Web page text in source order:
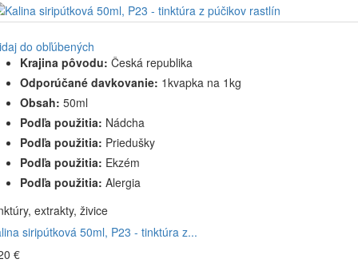
do obľúbených
Krajina pôvodu: Česká republika
Odporúčané davkovanie: 1kvapka na 1kg
Obsah: 50ml
Podľa použitia: Nádcha
Podľa použitia: Priedušky
Podľa použitia: Ekzém
Podľa použitia: Alergia
extrakty, živice
siripútková 50ml, P23 - tinktúra z...
€